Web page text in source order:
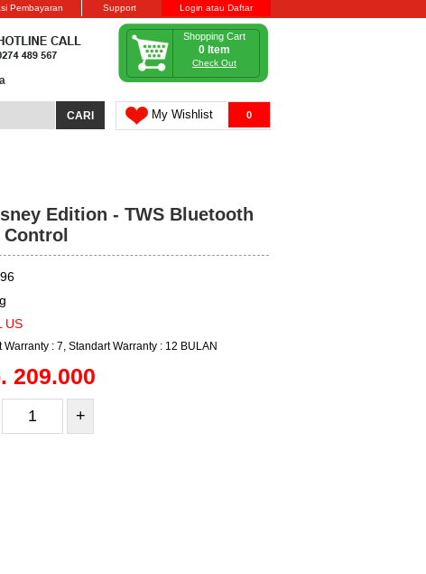
Pembayaran Support Login atau Daftar
Shopping Cart
0 Item
Check Out
My Wishlist 0
Edition - TWS Bluetooth
US
Warranty : 7, Standart Warranty : 12 BULAN
209.000
+